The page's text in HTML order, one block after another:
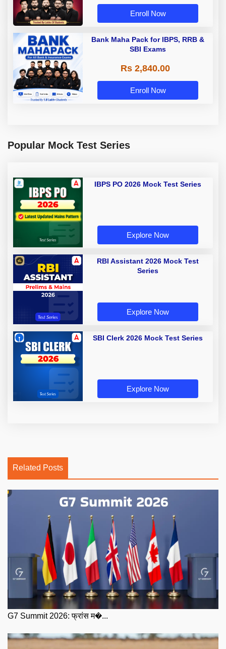
Enroll Now
Bank Maha Pack for IBPS, RRB &
SBI Exams
Rs 2,840.00
Enroll Now
Popular Mock Test Series
IBPS PO 2026 Mock Test Series
Explore Now
RBI Assistant 2026 Mock Test
Series
Explore Now
SBI Clerk 2026 Mock Test Series
Explore Now
Related Posts
G7 Summit 2026: फ्रांस म�...